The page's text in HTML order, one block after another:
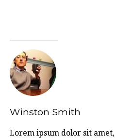
Winston Smith
Lorem ipsum dolor sit